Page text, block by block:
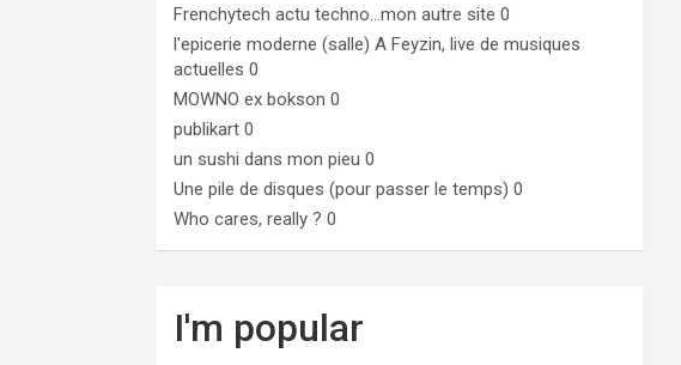
Frenchytech actu techno…mon autre site 0
l'epicerie moderne (salle) A Feyzin, live de musiques
actuelles 0
MOWNO ex bokson 0
publikart 0
un sushi dans mon pieu 0
Une pile de disques (pour passer le temps) 0
Who cares, really ? 0
I'm popular